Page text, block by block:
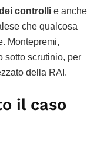
controlli e anche
che qualcosa
Montepremi,
sotto scrutinio, per
della RAI.
il caso